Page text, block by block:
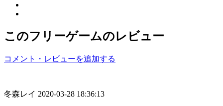
このフリーゲームのレビュー
コメント・レビューを追加する
冬森レイ 2020-03-28 18:36:13